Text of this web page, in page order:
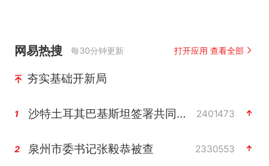
网易热搜 每30分钟更新 打开应用 查看全部
夯实基础开新局
1 沙特土耳其巴基斯坦签署共同防务协议 2401473
2 泉州市委书记张毅恭被查 2330553